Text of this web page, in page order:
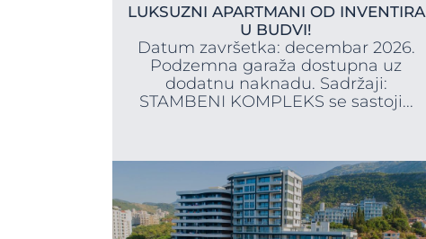
LUKSUZNI APARTMANI OD INVENTIRA
U BUDVI!
Datum završetka: decembar 2026.
Podzemna garaža dostupna uz
dodatnu naknadu. Sadržaji:
STAMBENI KOMPLEKS se sastoji...